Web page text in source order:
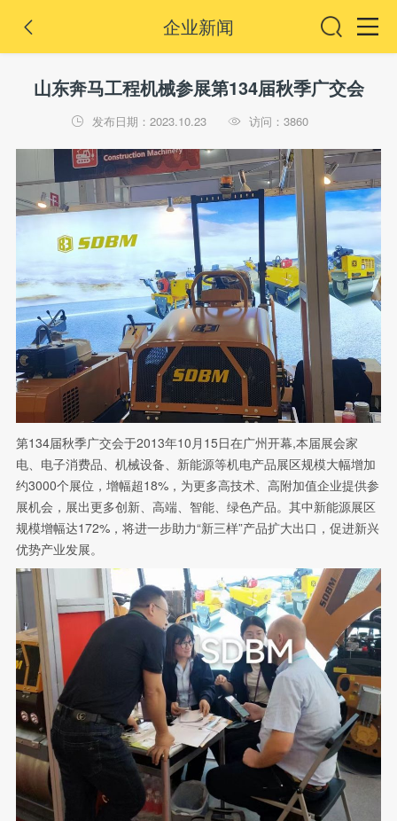
 企业新闻
山东奔马工程机械参展第134届秋季广交会
 发布日期：2023.10.23  访问：3860
第134届秋季广交会于2013年10月15日在广州开幕,本届展会家
电、电子消费品、机械设备、新能源等机电产品展区规模大幅增加
约3000个展位，增幅超18%，为更多高技术、高附加值企业提供参
展机会，展出更多创新、高端、智能、绿色产品。其中新能源展区
规模增幅达172%，将进一步助力“新三样”产品扩大出口，促进新兴
优势产业发展。